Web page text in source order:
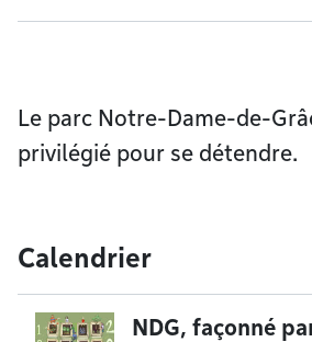
Le parc Notre-Dame-de-
privilégié pour se détendre.
Calendrier
NDG, façonné